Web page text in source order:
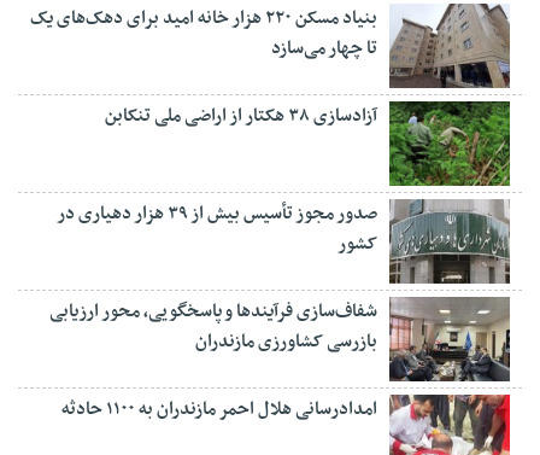
بنیاد مسکن ۲۲۰ هزار خانه امید برای دهک‌های یک
تا چهار می‌سازد
آزادسازی ۳۸ هکتار از اراضی ملی تنکابن
صدور مجوز تأسیس بیش از ۳۹ هزار دهیاری در
کشور
شفاف‌سازی فرآیند‌ها و پاسخگویی، محور ارزیابی
بازرسی کشاورزی مازندران
امدادرسانی هلال احمر مازندران به ۱۱۰۰ حادثه